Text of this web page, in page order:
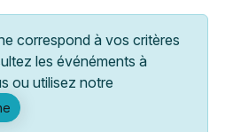
correspond à vos critères
les événéments à
ou utilisez notre
Effacer les dates
Ce week-end Autre